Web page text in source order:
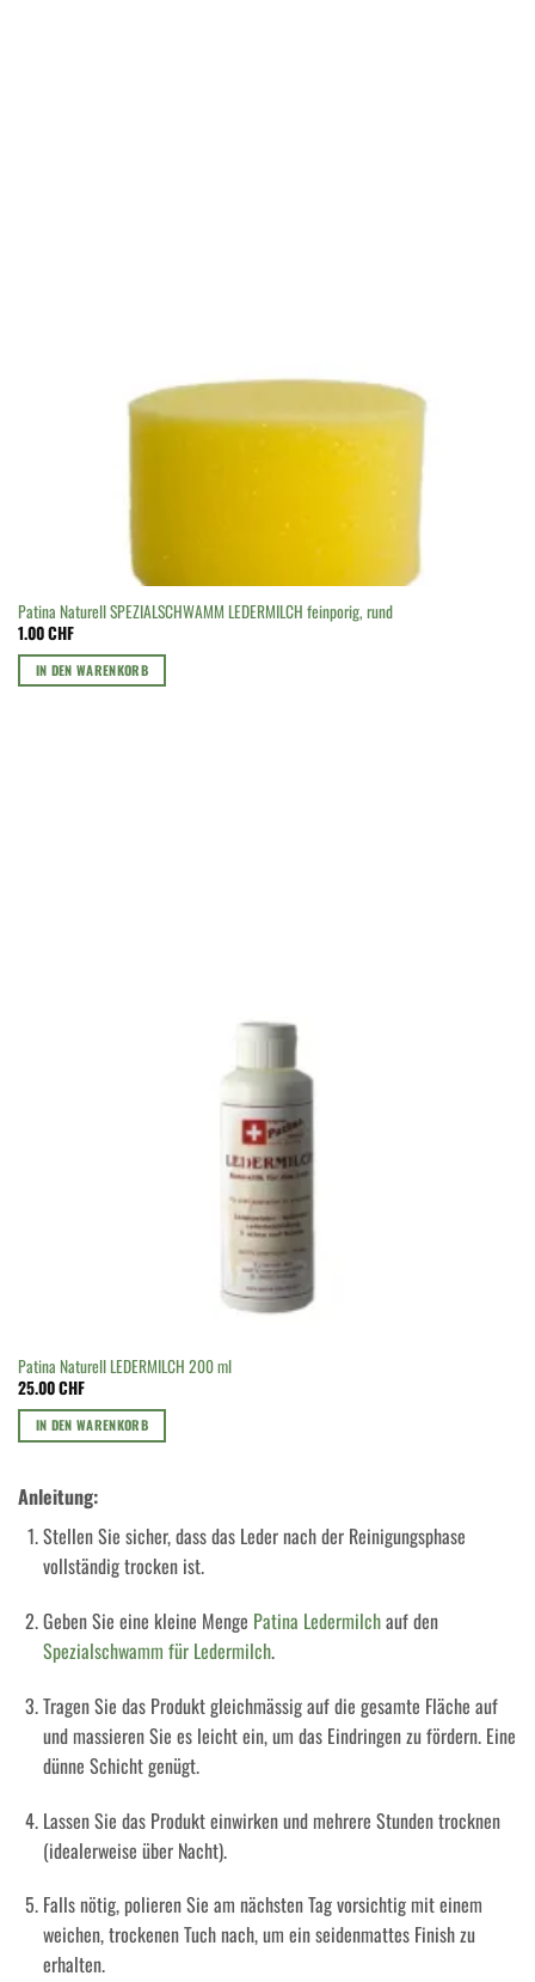
Patina Naturell SPEZIALSCHWAMM LEDERMILCH feinporig, rund
1.00CHF
IN DEN WARENKORB
Patina Naturell LEDERMILCH 200 ml
25.00CHF
IN DEN WARENKORB
Anleitung:
Stellen Sie sicher, dass das Leder nach der Reinigungsphase
vollständig trocken ist.
Geben Sie eine kleine Menge Patina Ledermilchauf den
Spezialschwamm für Ledermilch.
Tragen Sie das Produkt gleichmässig auf die gesamte Fläche auf
und massieren Sie es leicht ein, um das Eindringen zu fördern. Eine
dünne Schicht genügt.
Lassen Sie das Produkt einwirken und mehrere Stunden trocknen
(idealerweise über Nacht).
Falls nötig, polieren Sie am nächsten Tag vorsichtig mit einem
weichen, trockenen Tuch nach, um ein seidenmattes Finish zu
erhalten.